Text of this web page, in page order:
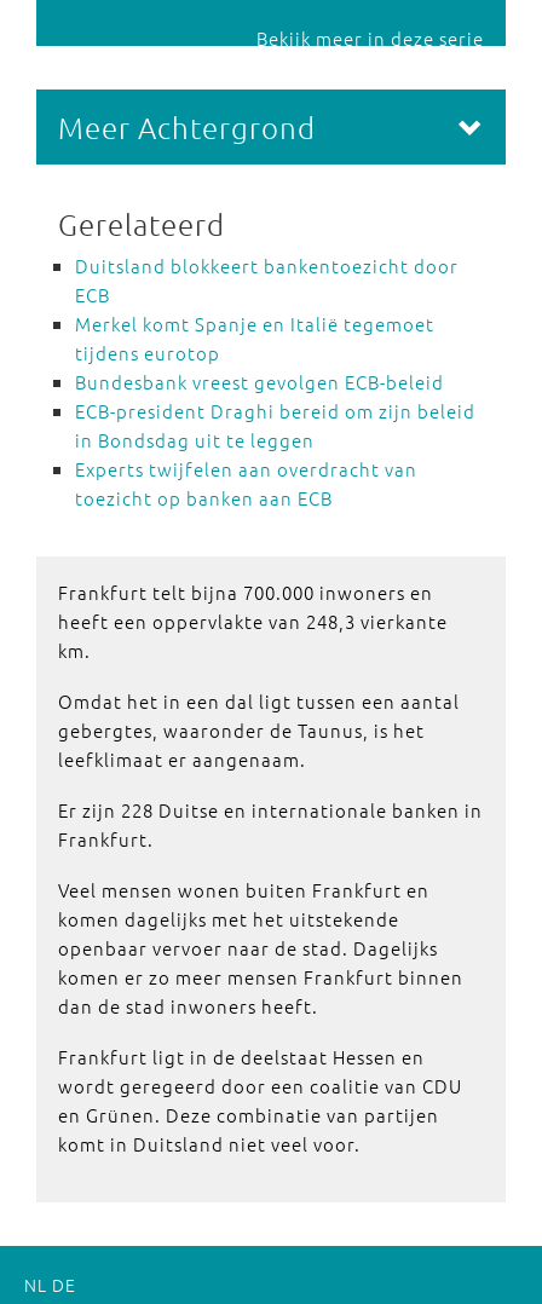
Bekijk meer in deze serie
Meer Achtergrond
Gerelateerd
Duitsland blokkeert bankentoezicht door
ECB
Merkel komt Spanje en Italië tegemoet
tijdens eurotop
Bundesbank vreest gevolgen ECB-beleid
ECB-president Draghi bereid om zijn beleid
in Bondsdag uit te leggen
Experts twijfelen aan overdracht van
toezicht op banken aan ECB
Frankfurt telt bijna 700.000 inwoners en
heeft een oppervlakte van 248,3 vierkante
km.
Omdat het in een dal ligt tussen een aantal
gebergtes, waaronder de Taunus, is het
leefklimaat er aangenaam.
Er zijn 228 Duitse en internationale banken in
Frankfurt.
Veel mensen wonen buiten Frankfurt en
komen dagelijks met het uitstekende
openbaar vervoer naar de stad. Dagelijks
komen er zo meer mensen Frankfurt binnen
dan de stad inwoners heeft.
Frankfurt ligt in de deelstaat Hessen en
wordt geregeerd door een coalitie van CDU
en Grünen. Deze combinatie van partijen
komt in Duitsland niet veel voor.
NL DE